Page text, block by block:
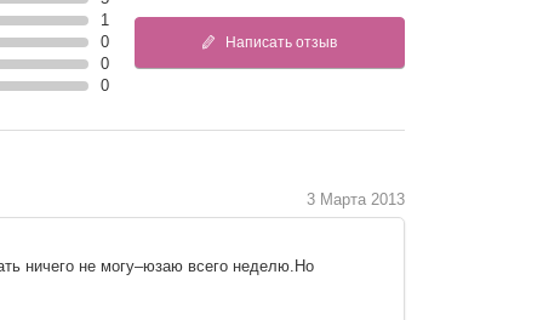
1
0
0
0
Написать отзыв
3 Марта 2013
ничего не могу–юзаю всего неделю.Но